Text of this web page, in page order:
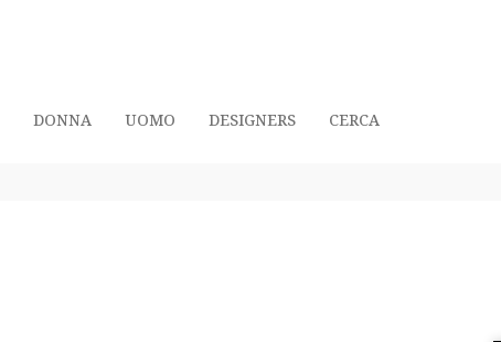
DONNA UOMO DESIGNERS CERCA